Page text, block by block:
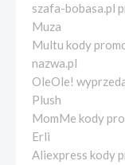
szafa-bobasa.pl
Muza
Multu kody
nazwa.pl
OleOle!
Plush
MomMe kody
Erli
Aliexpress kody